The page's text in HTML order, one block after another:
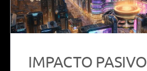
IMPACTO PASIVO